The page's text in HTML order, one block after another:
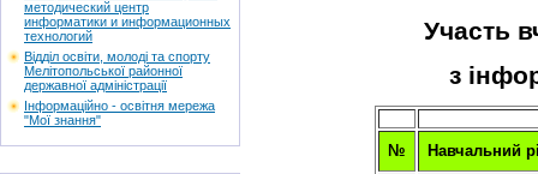
методический центр
информатики и информационных
технологий
Відділ освіти, молоді та спорту
Мелітопольської районної
державної адміністрації
Інформаційно - освітня мережа
"Мої знання"
Участь
з
№ Навчальний